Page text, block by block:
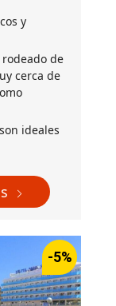
y
de
cerca de
ideales
-5%